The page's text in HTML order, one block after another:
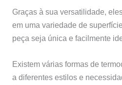
Graças à sua versatilidade,
em uma variedade de
peça seja única e facilmente
Existem várias formas de
a diferentes estilos e